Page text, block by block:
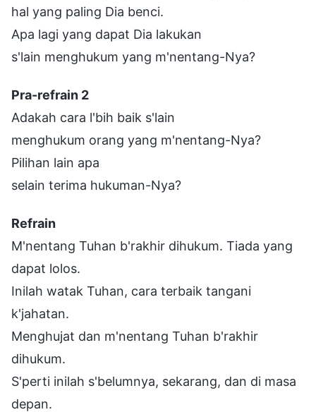
hal yang paling Dia benci.
Apa lagi yang dapat Dia lakukan
s'lain menghukum yang m'nentang-Nya?
Pra-refrain 2
Adakah cara l'bih baik s'lain
menghukum orang yang m'nentang-Nya?
Pilihan lain apa
selain terima hukuman-Nya?
Refrain
M'nentang Tuhan b'rakhir dihukum. Tiada yang
dapat lolos.
Inilah watak Tuhan, cara terbaik tangani
k'jahatan.
Menghujat dan m'nentang Tuhan b'rakhir
dihukum.
S'perti inilah s'belumnya, sekarang, dan di masa
depan.